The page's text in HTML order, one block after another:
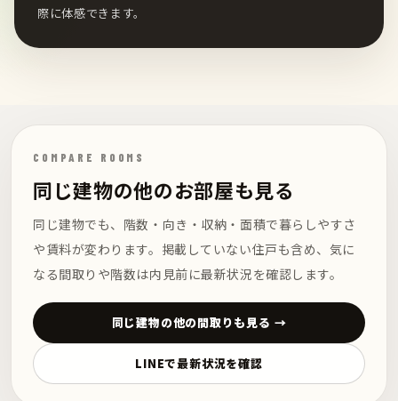
際に体感できます。
COMPARE ROOMS
同じ建物の他のお部屋も見る
同じ建物でも、階数・向き・収納・面積で暮らしやすさ
や賃料が変わります。掲載していない住戸も含め、気に
なる間取りや階数は内見前に最新状況を確認します。
同じ建物の他の間取りも見る →
LINEで最新状況を確認